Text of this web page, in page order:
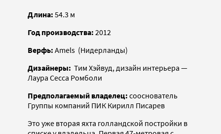
Длина: 54.3 м
Год производства: 2012
Верфь: Amels (Нидерланды)
Дизайнеры: Тим Хэйвуд, дизайн интерьера —
Лаура Сесса Ромболи
Предполагаемый владелец: сооснователь
Группы компаний ПИК Кирилл Писарев
Это уже вторая яхта голландской постройки в